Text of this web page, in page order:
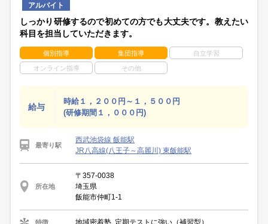
アルバイト
しっかり研修するので初めての方でも大丈夫です。教えたい
科目を担当していただきます。
個別指導 集団指導 自立学習
オンライン指導 その他
給与
時給１，２００円～１，５００円
(研修期間１，０００円)
最寄り駅
西武池袋線 飯能駅
JR八高線(八王子～高麗川) 東飯能駅
所在地
〒357-0038
埼玉県
飯能市仲町1-1
特徴